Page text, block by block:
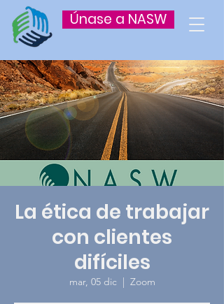
Únase a NASW
La ética de trabajar
con clientes
difíciles
mar, 05 dic
  |
Zoom